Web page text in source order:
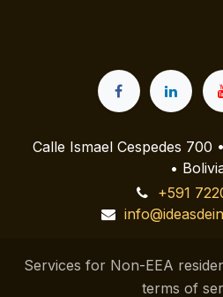
Calle Ismael Cespedes 700
•
+591
Services for Non-EEA
terms of